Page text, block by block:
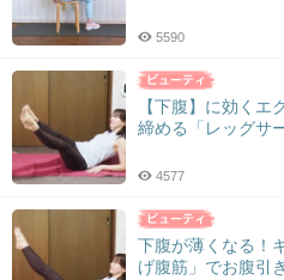
5590
【下腹】に効くエ
締める「レッグサ
4577
下腹が薄くなる！
げ腹筋」でお腹引